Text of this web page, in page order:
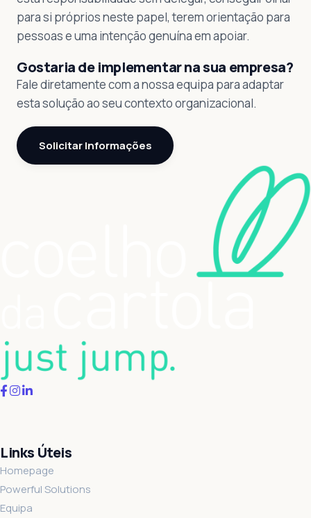
para si próprios neste papel, terem orientação para
pessoas e uma intenção genuína em apoiar.
Gostaria de implementar na sua empresa?
Fale diretamente com a nossa equipa para adaptar
esta solução ao seu contexto organizacional.
Solicitar Informações
Links Úteis
Homepage
Powerful Solutions
Equipa